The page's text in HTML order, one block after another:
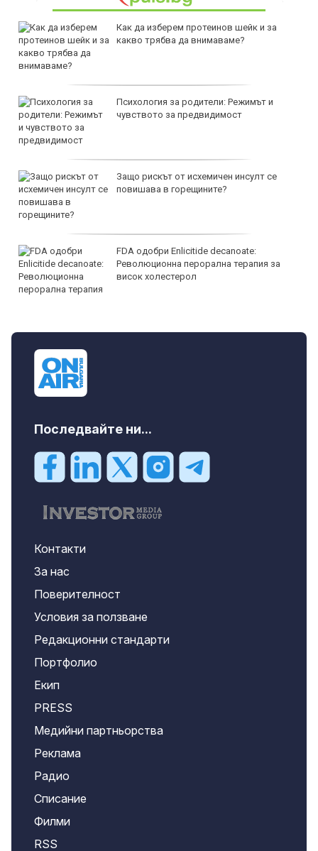
Как да изберем протеинов шейк и за
какво трябва да внимаваме?
Психология за родители: Режимът и
чувството за предвидимост
Защо рискът от исхемичен инсулт се
повишава в горещините?
FDA одобри Еnlicitide decanoate:
Революционна перорална терапия за
висок холестерол
Последвайте ни...
Контакти
За нас
Поверителност
Условия за ползване
Редакционни стандарти
Портфолио
Екип
PRESS
Медийни партньорства
Реклама
Радио
Списание
Филми
RSS